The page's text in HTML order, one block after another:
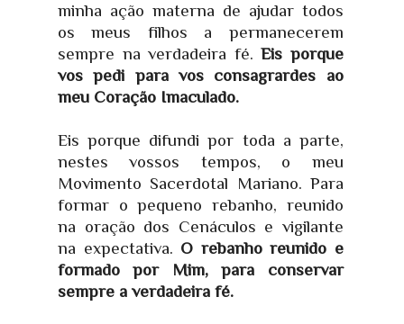
minha ação materna de ajudar todos
os meus filhos a permanecerem
sempre na verdadeira fé.Eis porque
vos pedi para vos consagrardes ao
meu Coração Imaculado.
Eis porque difundi por toda a parte,
nestes vossos tempos, o meu
Movimento Sacerdotal Mariano. Para
formar o pequeno rebanho, reunido
na oração dos Cenáculos e vigilante
na expectativa. O rebanho reunido e
formado por Mim, para conservar
sempre a verdadeira fé.